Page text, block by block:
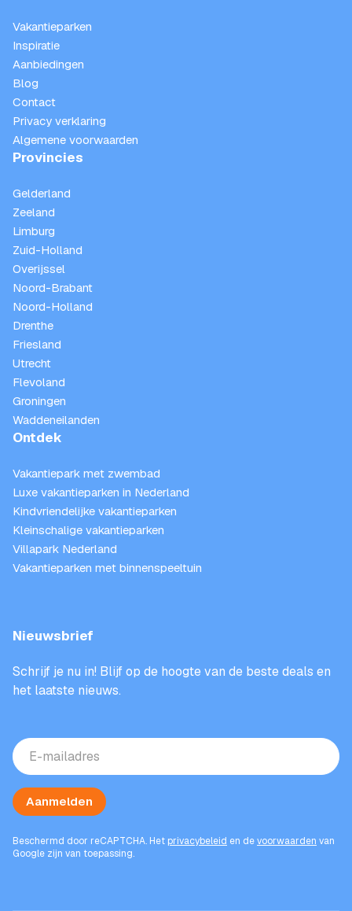
Vakantieparken
Inspiratie
Aanbiedingen
Blog
Contact
Privacy verklaring
Algemene voorwaarden
Provincies
Gelderland
Zeeland
Limburg
Zuid-Holland
Overijssel
Noord-Brabant
Noord-Holland
Drenthe
Friesland
Utrecht
Flevoland
Groningen
Waddeneilanden
Ontdek
Vakantiepark met zwembad
Luxe vakantieparken in Nederland
Kindvriendelijke vakantieparken
Kleinschalige vakantieparken
Villapark Nederland
Vakantieparken met binnenspeeltuin
Nieuwsbrief
Schrijf je nu in! Blijf op de hoogte van de beste deals en
het laatste nieuws.
E-
mailadres
Aanmelden
Beschermd door reCAPTCHA. Het privacybeleid en devoorwaarden van
Google zijn van toepassing.